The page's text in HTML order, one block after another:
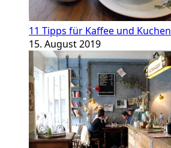
11 Tipps für Kaffee und Kuchen
15. August 2019